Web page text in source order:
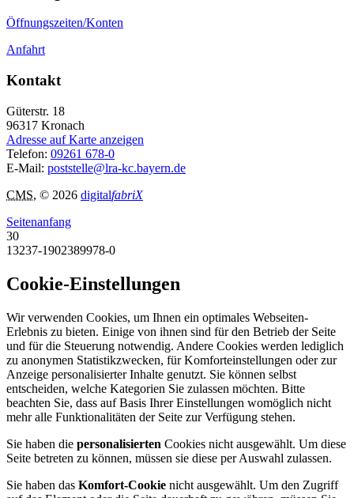
Öffnungszeiten/Konten
Anfahrt
Kontakt
Güterstr. 18
96317 Kronach
Adresse auf Karte anzeigen
Telefon: 09261 678-0
E-Mail: poststelle@lra-kc.bayern.de
CMS, © 2026 digitalfabriX
Seitenanfang
30
13237-1902389978-0
Cookie-Einstellungen
Wir verwenden Cookies, um Ihnen ein optimales Webseiten-
Erlebnis zu bieten. Einige von ihnen sind für den Betrieb der Seite
und für die Steuerung notwendig. Andere Cookies werden lediglich
zu anonymen Statistikzwecken, für Komforteinstellungen oder zur
Anzeige personalisierter Inhalte genutzt. Sie können selbst
entscheiden, welche Kategorien Sie zulassen möchten. Bitte
beachten Sie, dass auf Basis Ihrer Einstellungen womöglich nicht
mehr alle Funktionalitäten der Seite zur Verfügung stehen.
Sie haben die personalisierten Cookies nicht ausgewählt. Um diese
Seite betreten zu können, müssen sie diese per Auswahl zulassen.
Sie haben das Komfort-Cookie nicht ausgewählt. Um den Zugriff